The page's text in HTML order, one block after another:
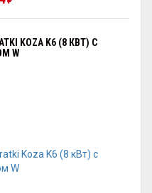
KOZA K6 (8 КВТ) С
W